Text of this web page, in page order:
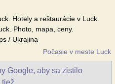
Hotely a reštaurácie v Luck.
Photo, mapa, ceny.
/ Ukrajina
Počasie v meste Luck
Google, aby sa zistilo
tiež